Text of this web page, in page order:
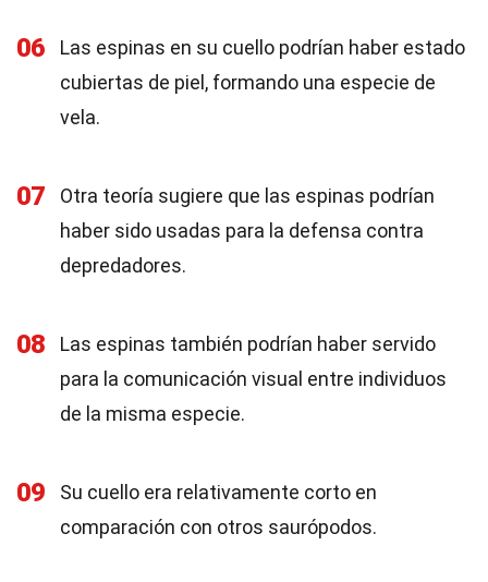
06
Las espinas en su cuello podrían haber estado
cubiertas de piel, formando una especie de
vela.
07
Otra teoría sugiere que las espinas podrían
haber sido usadas para la defensa contra
depredadores.
08
Las espinas también podrían haber servido
para la comunicación visual entre individuos
de la misma especie.
09
Su cuello era relativamente corto en
comparación con otros saurópodos.